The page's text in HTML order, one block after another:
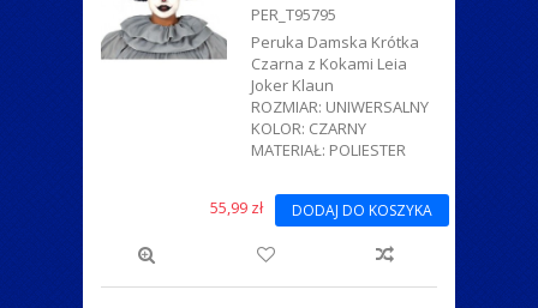
PER_T95795
Peruka Damska Krótka
Czarna z Kokami Leia
Joker Klaun
ROZMIAR: UNIWERSALNY
KOLOR: CZARNY
MATERIAŁ: POLIESTER
55,99 zł DODAJ DO KOSZYKA